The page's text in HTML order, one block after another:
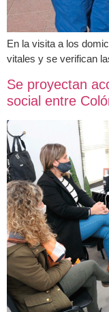
En la visita a los
vitales y se verifican
Se proyectan
social entre